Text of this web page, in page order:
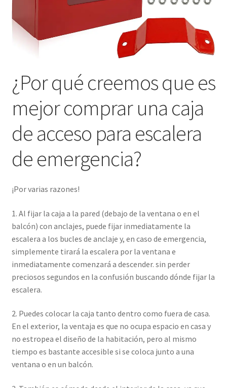
¿Por qué creemos que es
mejor comprar una caja
de acceso para escalera
de emergencia?
¡Por varias razones!
1. Al fijar la caja a la pared (debajo de la ventana o en el
balcón) con anclajes, puede fijar inmediatamente la
escalera a los bucles de anclaje y, en caso de emergencia,
simplemente tirará la escalera por la ventana e
inmediatamente comenzará a descender. sin perder
preciosos segundos en la confusión buscando dónde fijar la
escalera.
2. Puedes colocar la caja tanto dentro como fuera de casa.
En el exterior, la ventaja es que no ocupa espacio en casa y
no estropea el diseño de la habitación, pero al mismo
tiempo es bastante accesible si se coloca junto a una
ventana o en un balcón.